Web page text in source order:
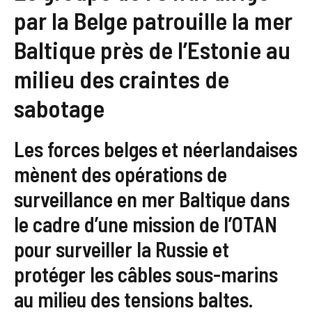
par la Belge patrouille la mer
Baltique près de l’Estonie au
milieu des craintes de
sabotage
Les forces belges et néerlandaises
mènent des opérations de
surveillance en mer Baltique dans
le cadre d’une mission de l’OTAN
pour surveiller la Russie et
protéger les câbles sous-marins
au milieu des tensions baltes.